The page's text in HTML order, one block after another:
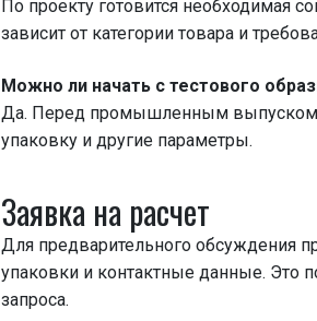
По проекту готовится необходимая
зависит от категории товара и
Можно ли начать с тестового
Да. Перед промышленным выпуском
упаковку и другие параметры.
Заявка на расчет
Для предварительного обсуждения
упаковки и контактные данные. Это
запроса.